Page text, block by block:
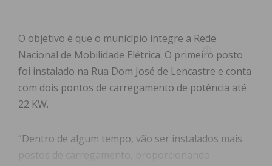
O objetivo é que o município integre a Rede
Nacional de Mobilidade Elétrica. O primeiro posto
foi instalado na Rua Dom José de Lencastre e conta
com dois pontos de carregamento de potência até
22 KW.
“Dentro de algum tempo, vão ser instalados mais
postos de carregamento, proporcionando